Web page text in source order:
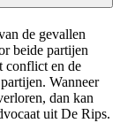
de gevallen
beide partijen
conflict en de
Wanneer
dan kan
uit De Rips.